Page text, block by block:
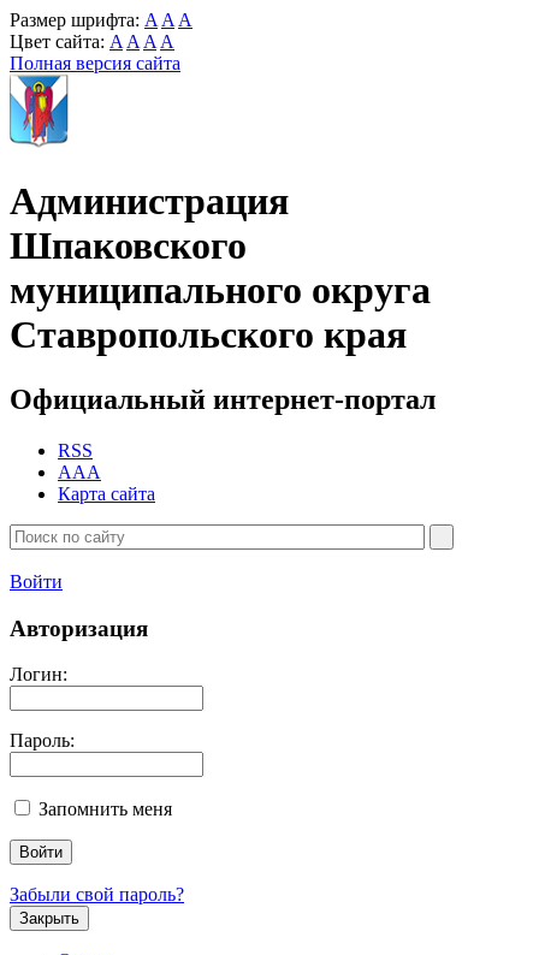
Размер шрифта: A A A
Цвет сайта: A A A A
Полная версия сайта
Администрация
Шпаковского
муниципального округа
Ставропольского края
Официальный интернет-портал
RSS
AAA
Карта сайта
Войти
Авторизация
Логин:
Пароль:
Запомнить меня
Забыли свой пароль?
Закрыть